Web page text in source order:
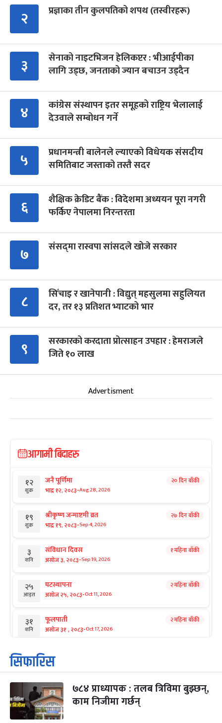
२ प्रज्ञाका तीन कुलपतिको शपथ (तस्वीरहरू)
३
सेनाको नाइटभिजन हेलिकप्टर : भीआईपीका
लागि उड्छ, जनताको ज्यान बचाउन उड्दैन
४
कांग्रेस संस्थापन इतर समूहको राष्ट्रिय भेलालाई
देउवाले सम्बोधन गर्ने
५
प्रधानमन्त्री बालेनले ल्याएको विधेयक संसदीय
समितिबाट जस्ताको तस्तै सदर
६
शैक्षिक क्रेडिट बैंक : विदेशमा अध्ययन पूरा नगरी
फर्किए नेपालमा निरन्तरता
७ संसद्‍मा रास्वपा सांसदले खोजे सरकार
८
सिँचाइ र खानेपानी : विद्युत् महसुलमा सहुलियत
दर, तर १३ प्रतिशत भ्याटको भार
९
सरकारको करदाता प्रोत्साहन उपहार : हेमराजले
जिते १० लाख
Advertisment
आगामी बिदाहरु
१२
शुक्र
जनै पूर्णिमा
भाद्र १२, २०८३-Aug 28, 2026
२० दिन बाँकी
१९
शुक्र
श्रीकृष्ण जन्माष्टमी व्रत
भाद्र १९, २०८३-Sep 4, 2026
२७ दिन बाँकी
३
शनि
संविधान दिवस
असोज ३, २०८३-Sep 19, 2026
१ महिना बाँकी
२५
आइत
घटस्थापना
असोज २५, २०८३-Oct 11, 2026
२ महिना बाँकी
३१
शनि
फूलपाती
असोज ३१ , २०८३-Oct 17, 2026
२ महिना बाँकी
१
आइत
कार्तिक सङ्क्रान्ति
कार्तिक १, २०८३
३
मंगल
महानवमी
कार्तिक ३, २०८३-Oct 20, 2026
२ महिना बाँकी
सिफारिस
७८४ प्राध्यापक : तलब त्रिविमा बुझ्छन्,
काम निजीमा गर्छन्